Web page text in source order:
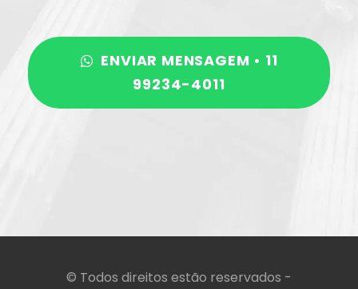
ENVIAR MENSAGEM • 11
99234-4011
©️ Todos direitos estão reservados -